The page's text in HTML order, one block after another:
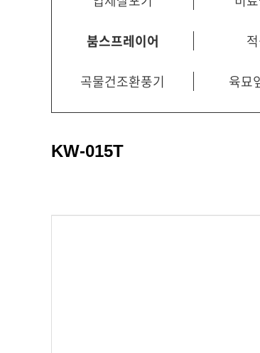
붐스프레이어
곡물건조환풍기 육묘
KW-015T